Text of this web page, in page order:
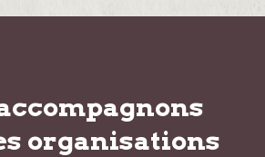
organisations